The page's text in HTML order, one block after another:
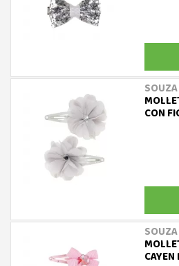
SOUZA
CON
SOUZA